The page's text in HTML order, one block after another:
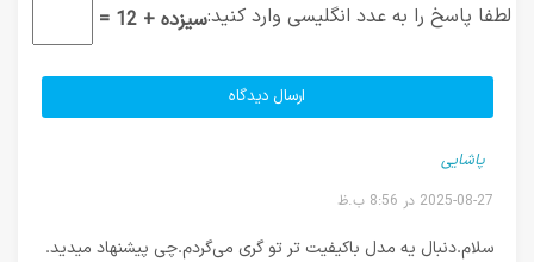
لطفا پاسخ را به عدد انگلیسی وارد کنید:سیزده + 12 =
پاشایی
2025-08-27 در 8:56 ب.ظ
سلام.دنبال یه مدل باکیفیت تر تو گری می‌گردم.چی پیشنهاد میدید.